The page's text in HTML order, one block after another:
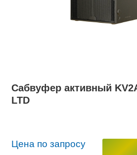
Сабвуфер активный
LTD
Цена по запросу